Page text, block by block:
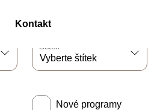
Kontakt
Štítek
Nové programy